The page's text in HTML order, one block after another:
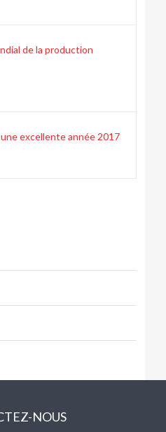
de la production
excellente année 2017
NOUS